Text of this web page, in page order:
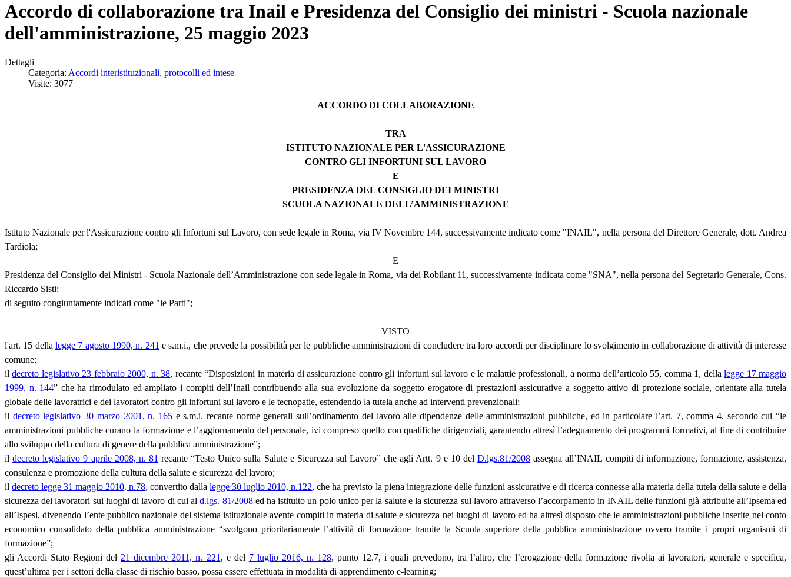
Accordo di collaborazione tra Inail e Presidenza del Consiglio dei ministri - Scuola nazionale
dell'amministrazione, 25 maggio 2023
Dettagli
Categoria: Accordi interistituzionali, protocolli ed intese
Visite: 3077
ACCORDO DI COLLABORAZIONE
TRA
ISTITUTO NAZIONALE PER L'ASSICURAZIONE
CONTRO GLI INFORTUNI SUL LAVORO
E
PRESIDENZA DEL CONSIGLIO DEI MINISTRI
SCUOLA NAZIONALE DELL’AMMINISTRAZIONE
Istituto Nazionale per l'Assicurazione contro gli Infortuni sul Lavoro, con sede legale in Roma, via IV Novembre 144, successivamente indicato come "INAIL", nella persona del Direttore Generale, dott. Andrea
Tardiola;
E
Presidenza del Consiglio dei Ministri - Scuola Nazionale dell’Amministrazione con sede legale in Roma, via dei Robilant 11, successivamente indicata come "SNA", nella persona del Segretario Generale, Cons.
Riccardo Sisti;
di seguito congiuntamente indicati come "le Parti";
VISTO
l'art. 15 della legge 7 agosto 1990, n. 241 e s.m.i., che prevede la possibilità per le pubbliche amministrazioni di concludere tra loro accordi per disciplinare lo svolgimento in collaborazione di attività di interesse
comune;
ildecreto legislativo 23 febbraio 2000, n. 38, recante “Disposizioni in materia di assicurazione contro gli infortuni sul lavoro e le malattie professionali, a norma dell’articolo 55, comma 1, dellalegge 17 maggio
1999, n. 144” che ha rimodulato ed ampliato i compiti dell’Inail contribuendo alla sua evoluzione da soggetto erogatore di prestazioni assicurative a soggetto attivo di protezione sociale, orientate alla tutela
globale delle lavoratrici e dei lavoratori contro gli infortuni sul lavoro e le tecnopatie, estendendo la tutela anche ad interventi prevenzionali;
il decreto legislativo 30 marzo 2001, n. 165e s.m.i. recante norme generali sull’ordinamento del lavoro alle dipendenze delle amministrazioni pubbliche, ed in particolare l’art. 7, comma 4, secondo cui “le
amministrazioni pubbliche curano la formazione e l’aggiornamento del personale, ivi compreso quello con qualifiche dirigenziali, garantendo altresì l’adeguamento dei programmi formativi, al fine di contribuire
allo sviluppo della cultura di genere della pubblica amministrazione”;
ildecreto legislativo 9 aprile 2008, n. 81 recante “Testo Unico sulla Salute e Sicurezza sul Lavoro” che agli Artt. 9 e 10 delD.lgs.81/2008 assegna all’INAIL compiti di informazione, formazione, assistenza,
consulenza e promozione della cultura della salute e sicurezza del lavoro;
ildecreto legge 31 maggio 2010, n.78, convertito dallalegge 30 luglio 2010, n.122, che ha previsto la piena integrazione delle funzioni assicurative e di ricerca connesse alla materia della tutela della salute e della
sicurezza dei lavoratori sui luoghi di lavoro di cui ald.lgs. 81/2008ed ha istituito un polo unico per la salute e la sicurezza sul lavoro attraverso l’accorpamento in INAIL delle funzioni già attribuite all’Ipsema ed
all’Ispesl, divenendo l’ente pubblico nazionale del sistema istituzionale avente compiti in materia di salute e sicurezza nei luoghi di lavoro ed ha altresì disposto che le amministrazioni pubbliche inserite nel conto
economico consolidato della pubblica amministrazione “svolgono prioritariamente l’attività di formazione tramite la Scuola superiore della pubblica amministrazione ovvero tramite i propri organismi di
formazione”;
gli Accordi Stato Regioni del 21 dicembre 2011, n. 221 , e del 7 luglio 2016, n. 128, punto 12.7, i quali prevedono, tra l’altro, che l’erogazione della formazione rivolta ai lavoratori, generale e specifica,
quest’ultima per i settori della classe di rischio basso, possa essere effettuata in modalità di apprendimento e-learning;